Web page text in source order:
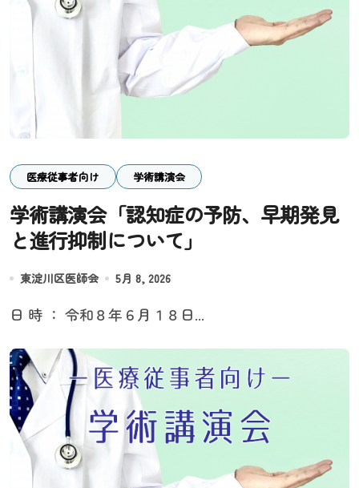
医療従事者向け 学術講演会
学術講演会「認知症の予防、早期発見
と進行抑制について」
東淀川区医師会 5月 8, 2026
日 時 ： 令和８年６月１８日...